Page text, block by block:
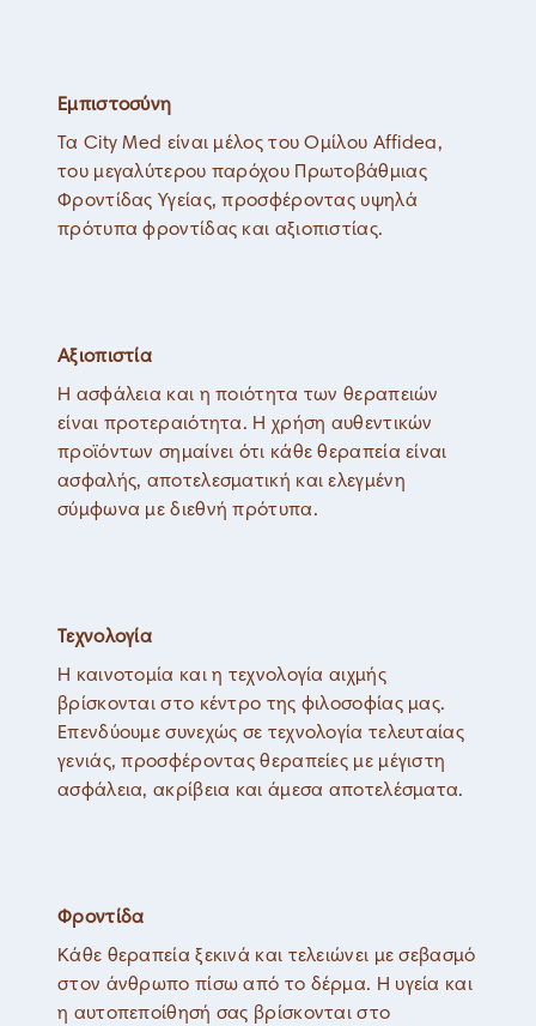
Εμπιστοσύνη
Τα City Med είναι μέλος του Ομίλου Affidea,
του μεγαλύτερου παρόχου Πρωτοβάθμιας
Φροντίδας Υγείας, προσφέροντας υψηλά
πρότυπα φροντίδας και αξιοπιστίας.
Αξιοπιστία
Η ασφάλεια και η ποιότητα των θεραπειών
είναι προτεραιότητα. Η χρήση αυθεντικών
προϊόντων σημαίνει ότι κάθε θεραπεία είναι
ασφαλής, αποτελεσματική και ελεγμένη
σύμφωνα με διεθνή πρότυπα.
Τεχνολογία
Η καινοτομία και η τεχνολογία αιχμής
βρίσκονται στο κέντρο της φιλοσοφίας μας.
Επενδύουμε συνεχώς σε τεχνολογία τελευταίας
γενιάς, προσφέροντας θεραπείες με μέγιστη
ασφάλεια, ακρίβεια και άμεσα αποτελέσματα.
Φροντίδα
Κάθε θεραπεία ξεκινά και τελειώνει με σεβασμό
στον άνθρωπο πίσω από το δέρμα. Η υγεία και
η αυτοπεποίθησή σας βρίσκονται στο